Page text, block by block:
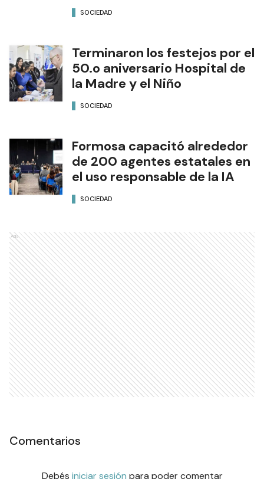
SOCIEDAD
Terminaron los festejos por el
50.o aniversario Hospital de
la Madre y el Niño
SOCIEDAD
Formosa capacitó alrededor
de 200 agentes estatales en
el uso responsable de la IA
SOCIEDAD
Ads
Comentarios
Debés iniciar sesión para poder comentar